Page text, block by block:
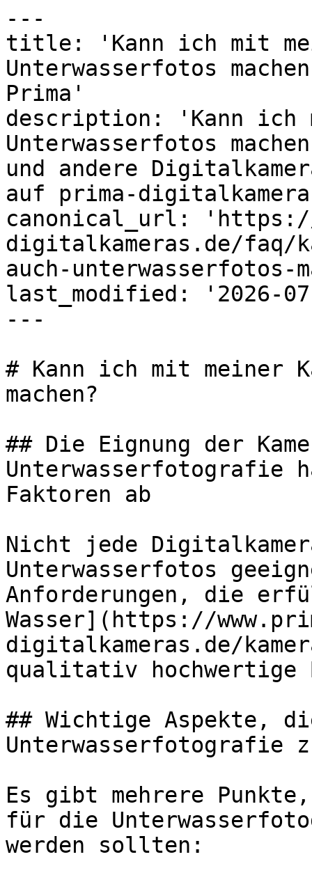
---
title: 'Kann ich mit
Unterwasserfotos
Prima'
description: 'Kann ich
Unterwasserfotos
und andere
auf prima-
canonical_url: 'https://
digitalkameras.de/faq/
auch-unterwasserfotos-
last_modified: '2026-
---
# Kann ich mit meiner
machen?
## Die Eignung der
Unterwasserfotografie
Faktoren ab
Nicht jede
Unterwasserfotos
Anforderungen, die
Wasser](https://
digitalkameras.de/
qualitativ hochwertige
## Wichtige Aspekte,
Unterwasserfotografie
Es gibt mehrere
für die
werden sollten: